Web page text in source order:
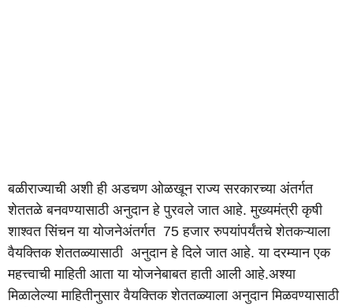
बळीराज्याची अशी ही अडचण ओळखून राज्य सरकारच्या अंतर्गत
शेततळे बनवण्यासाठी अनुदान हे पुरवले जात आहे. मुख्यमंत्री कृषी
शाश्वत सिंचन या योजनेअंतर्गत 75 हजार रुपयांपर्यंतचे शेतकऱ्याला
वैयक्तिक शेततळ्यासाठी अनुदान हे दिले जात आहे. या दरम्यान एक
महत्त्वाची माहिती आता या योजनेबाबत हाती आली आहे.अश्या
मिळालेल्या माहितीनुसार वैयक्तिक शेततळ्याला अनुदान मिळवण्यासाठी